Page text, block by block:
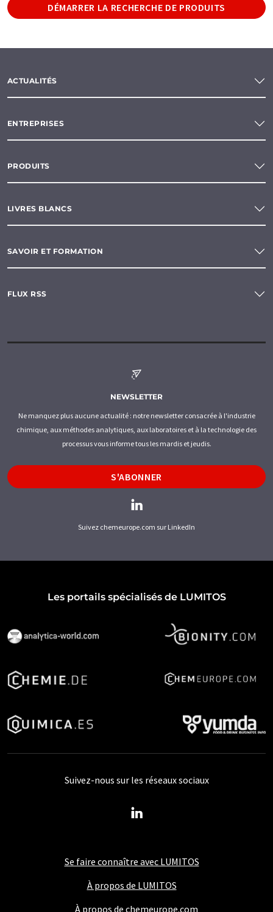
DÉMARRER LA RECHERCHE DE PRODUITS
ACTUALITÉS
ENTREPRISES
PRODUITS
LIVRES BLANCS
SAVOIR ET FORMATION
FLUX RSS
NEWSLETTER
Ne manquez plus aucune actualité : notre newsletter consacrée à l'industrie
chimique, aux méthodes analytiques, aux laboratoires et à la technologie des
processus vous informe tous les mardis et jeudis.
S'ABONNER
Suivez chemeurope.com sur LinkedIn
Les portails spécialisés de LUMITOS
Se faire connaître avec LUMITOS
À propos de LUMITOS
À propos de chemeurope.com
Suivez-nous sur les réseaux sociaux